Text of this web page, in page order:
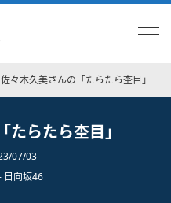
佐々木久美さんの「たらたら杢目」
らたら杢目」
07/03
日向坂46